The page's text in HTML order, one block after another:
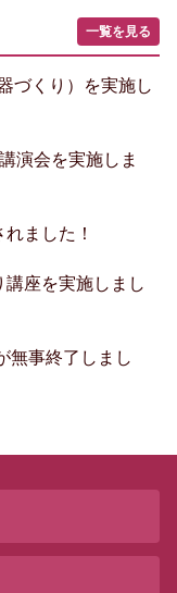
一覧を見る
づくり）を実施し
演会を実施しま
ました！
座を実施しまし
無事終了しまし